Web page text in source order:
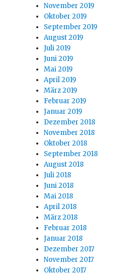
November 2019
Oktober 2019
September 2019
August 2019
Juli 2019
Juni 2019
Mai 2019
April 2019
März 2019
Februar 2019
Januar 2019
Dezember 2018
November 2018
Oktober 2018
September 2018
August 2018
Juli 2018
Juni 2018
Mai 2018
April 2018
März 2018
Februar 2018
Januar 2018
Dezember 2017
November 2017
Oktober 2017